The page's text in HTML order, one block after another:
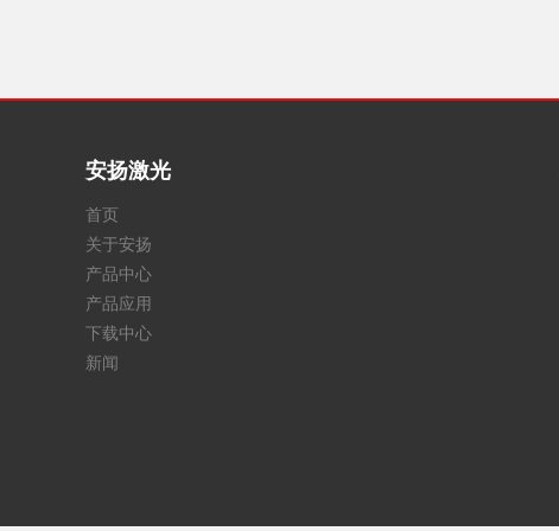
安扬激光
首页
关于安扬
产品中心
产品应用
下载中心
新闻